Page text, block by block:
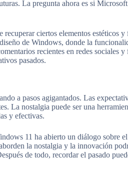
La pregunta ahora es si
ciertos elementos estéticos
de Windows, donde la
recientes en redes sociales
pasados.
a pasos agigantados. Las
La nostalgia puede ser una
y efectivas.
11 ha abierto un diálogo sobre
la nostalgia y la innovación
de todo, recordar el pasado